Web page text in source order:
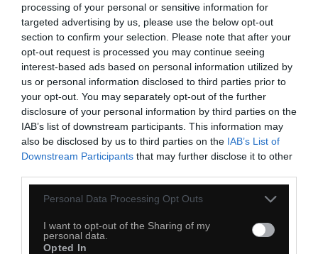
processing of your personal or sensitive information for
targeted advertising by us, please use the below opt-out
section to confirm your selection. Please note that after your
opt-out request is processed you may continue seeing
interest-based ads based on personal information utilized by
us or personal information disclosed to third parties prior to
your opt-out. You may separately opt-out of the further
disclosure of your personal information by third parties on the
IAB’s list of downstream participants. This information may
also be disclosed by us to third parties on the IAB’s List of
Downstream Participants that may further disclose it to other
Personal Data Processing Opt Outs
I want to opt-out of the Sharing of my
personal data.
Opted In
56
Dodaj do ulubionych Dodaj do przyjaciół